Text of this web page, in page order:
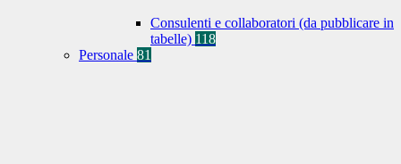
Consulenti e collaboratori (da pubblicare in
tabelle) 118
Personale 81